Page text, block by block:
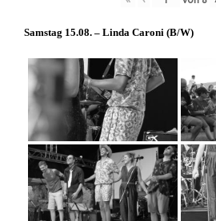
Samstag 15.08. – Linda Caroni (B/W)